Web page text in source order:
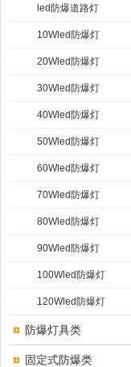
led防爆道路灯
10Wled防爆灯
20Wled防爆灯
30Wled防爆灯
40Wled防爆灯
50Wled防爆灯
60Wled防爆灯
70Wled防爆灯
80Wled防爆灯
90Wled防爆灯
100Wled防爆灯
120Wled防爆灯
防爆灯具类
固定式防爆类